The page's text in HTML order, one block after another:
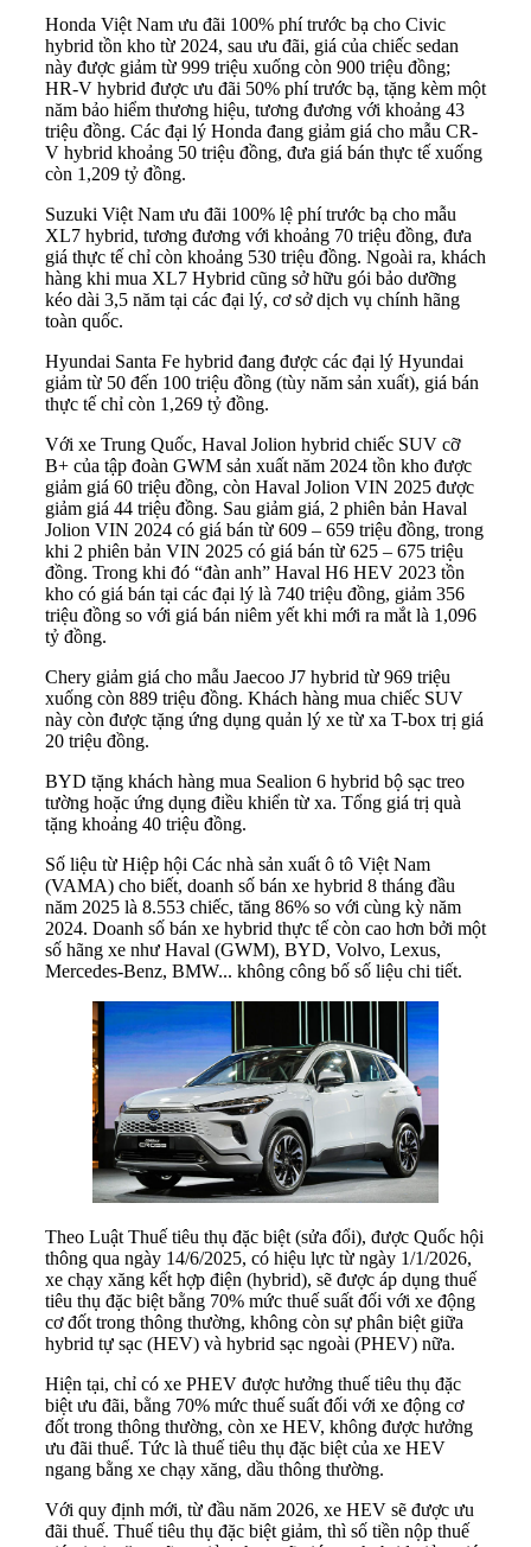
Honda Việt Nam ưu đãi 100% phí trước bạ cho Civic
hybrid tồn kho từ 2024, sau ưu đãi, giá của chiếc sedan
này được giảm từ 999 triệu xuống còn 900 triệu đồng;
HR-V hybrid được ưu đãi 50% phí trước bạ, tặng kèm một
năm bảo hiểm thương hiệu, tương đương với khoảng 43
triệu đồng. Các đại lý Honda đang giảm giá cho mẫu CR-
V hybrid khoảng 50 triệu đồng, đưa giá bán thực tế xuống
còn 1,209 tỷ đồng.
Suzuki Việt Nam ưu đãi 100% lệ phí trước bạ cho mẫu
XL7 hybrid, tương đương với khoảng 70 triệu đồng, đưa
giá thực tế chỉ còn khoảng 530 triệu đồng. Ngoài ra, khách
hàng khi mua XL7 Hybrid cũng sở hữu gói bảo dưỡng
kéo dài 3,5 năm tại các đại lý, cơ sở dịch vụ chính hãng
toàn quốc.
Hyundai Santa Fe hybrid đang được các đại lý Hyundai
giảm từ 50 đến 100 triệu đồng (tùy năm sản xuất), giá bán
thực tế chỉ còn 1,269 tỷ đồng.
Với xe Trung Quốc, Haval Jolion hybrid chiếc SUV cỡ
B+ của tập đoàn GWM sản xuất năm 2024 tồn kho được
giảm giá 60 triệu đồng, còn Haval Jolion VIN 2025 được
giảm giá 44 triệu đồng. Sau giảm giá, 2 phiên bản Haval
Jolion VIN 2024 có giá bán từ 609 – 659 triệu đồng, trong
khi 2 phiên bản VIN 2025 có giá bán từ 625 – 675 triệu
đồng. Trong khi đó “đàn anh” Haval H6 HEV 2023 tồn
kho có giá bán tại các đại lý là 740 triệu đồng, giảm 356
triệu đồng so với giá bán niêm yết khi mới ra mắt là 1,096
tỷ đồng.
Chery giảm giá cho mẫu Jaecoo J7 hybrid từ 969 triệu
xuống còn 889 triệu đồng. Khách hàng mua chiếc SUV
này còn được tặng ứng dụng quản lý xe từ xa T-box trị giá
20 triệu đồng.
BYD tặng khách hàng mua Sealion 6 hybrid bộ sạc treo
tường hoặc ứng dụng điều khiển từ xa. Tổng giá trị quà
tặng khoảng 40 triệu đồng.
Số liệu từ Hiệp hội Các nhà sản xuất ô tô Việt Nam
(VAMA) cho biết, doanh số bán xe hybrid 8 tháng đầu
năm 2025 là 8.553 chiếc, tăng 86% so với cùng kỳ năm
2024. Doanh số bán xe hybrid thực tế còn cao hơn bởi một
số hãng xe như Haval (GWM), BYD, Volvo, Lexus,
Mercedes-Benz, BMW... không công bố số liệu chi tiết.
Theo Luật Thuế tiêu thụ đặc biệt (sửa đổi), được Quốc hội
thông qua ngày 14/6/2025, có hiệu lực từ ngày 1/1/2026,
xe chạy xăng kết hợp điện (hybrid), sẽ được áp dụng thuế
tiêu thụ đặc biệt bằng 70% mức thuế suất đối với xe động
cơ đốt trong thông thường, không còn sự phân biệt giữa
hybrid tự sạc (HEV) và hybrid sạc ngoài (PHEV) nữa.
Hiện tại, chỉ có xe PHEV được hưởng thuế tiêu thụ đặc
biệt ưu đãi, bằng 70% mức thuế suất đối với xe động cơ
đốt trong thông thường, còn xe HEV, không được hưởng
ưu đãi thuế. Tức là thuế tiêu thụ đặc biệt của xe HEV
ngang bằng xe chạy xăng, dầu thông thường.
Với quy định mới, từ đầu năm 2026, xe HEV sẽ được ưu
đãi thuế. Thuế tiêu thụ đặc biệt giảm, thì số tiền nộp thuế